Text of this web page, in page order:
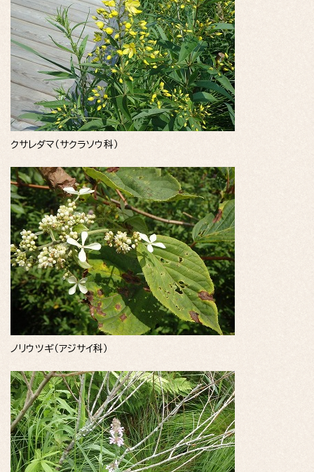
クサレダマ（サクラソウ科）
ノリウツギ（アジサイ科）